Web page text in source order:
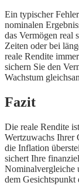
Ein typischer
nominalen
das Vermögen real
Zeiten oder bei
reale Rendite
sichern Sie den
Wachstum
Fazit
Die reale Rendite
Wertzuwachs Ihrer
die Inflation
sichert Ihre
Nominalvergleiche
dem Gesichtspunkt